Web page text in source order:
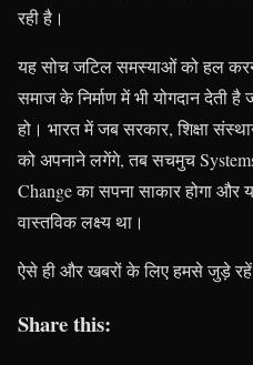
रही है।
यह सोच जटिल समस्याओं को हल
समाज के निर्माण में भी योगदान देती
हो। भारत में जब सरकार, शिक्षा
को अपनाने लगेंगे, तब सचमुच
Change का सपना साकार होगा और
वास्तविक लक्ष्य था।
ऐसे ही और खबरों के लिए हमसे जुड़े
Share this: